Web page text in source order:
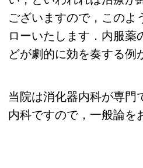
ございますので，このよ
ローいたします．内服薬
どが劇的に効を奏する例
当院は消化器内科が専門
内科ですので，一般論を